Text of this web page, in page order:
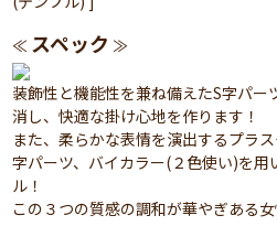
≪ スペック ≫
装飾性と機能性を兼ね備えたS字パ
消し、快適な掛け心地を作ります！
また、柔らかな表情を演出するプラ
字パーツ、バイカラー(２色使い)を
ル！
この３つの質感の調和が華やぎある